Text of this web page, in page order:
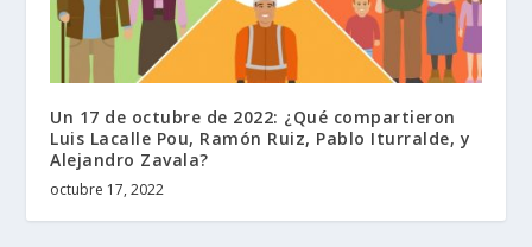
Un 17 de octubre de 2022: ¿Qué compartieron
Luis Lacalle Pou, Ramón Ruiz, Pablo Iturralde, y
Alejandro Zavala?
octubre 17, 2022